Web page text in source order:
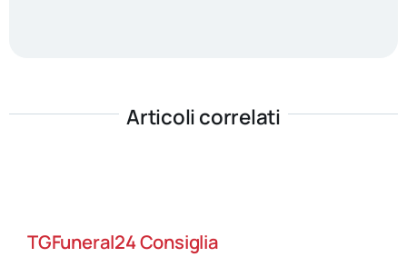
Articoli correlati
TGFuneral24 Consiglia